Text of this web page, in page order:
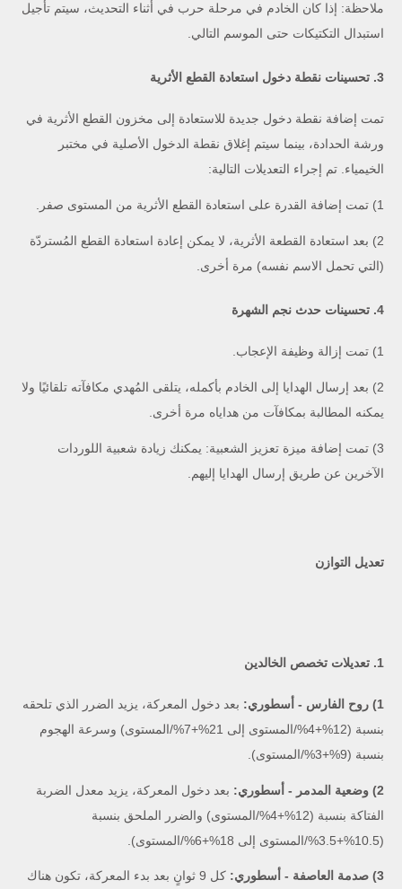
ملاحظة: إذا كان الخادم في مرحلة حرب في أثناء التحديث، سيتم تأجيل
استبدال التكتيكات حتى الموسم التالي.
3. تحسينات نقطة دخول استعادة القطع الأثرية
تمت إضافة نقطة دخول جديدة للاستعادة إلى مخزون القطع الأثرية في
ورشة الحدادة، بينما سيتم إغلاق نقطة الدخول الأصلية في مختبر
الخيمياء. تم إجراء التعديلات التالية:
1) تمت إضافة القدرة على استعادة القطع الأثرية من المستوى صفر.
2) بعد استعادة القطعة الأثرية، لا يمكن إعادة استعادة القطع المُستردّة
(التي تحمل الاسم نفسه) مرة أخرى.
4. تحسينات حدث نجم الشهرة
1) تمت إزالة وظيفة الإعجاب.
2) بعد إرسال الهدايا إلى الخادم بأكمله، يتلقى المُهدي مكافآته تلقائيًا ولا
يمكنه المطالبة بمكافآت من هداياه مرة أخرى.
3) تمت إضافة ميزة تعزيز الشعبية: يمكنك زيادة شعبية اللوردات
الآخرين عن طريق إرسال الهدايا إليهم.
تعديل التوازن
1. تعديلات تخصص الخالدين
1) روح الفارس - أسطوري:
بعد دخول المعركة، يزيد الضرر الذي تلحقه
بنسبة (12%+4%/المستوى إلى 21%+7%/المستوى) وسرعة الهجوم
بنسبة (9%+3%/المستوى).
2) وضعية المدمر - أسطوري:
بعد دخول المعركة، يزيد معدل الضربة
الفتاكة بنسبة (12%+4%/المستوى) والضرر الملحق بنسبة
(10.5%+3.5%/المستوى إلى 18%+6%/المستوى).
3) صدمة العاصفة - أسطوري: كل 9 ثوانٍ بعد بدء المعركة، تكون هناك